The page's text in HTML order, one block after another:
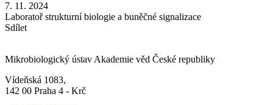
7. 11. 2024
Laboratoř strukturní biologie a buněčné signalizace
Sdílet
Mikrobiologický ústav Akademie věd České republiky
Vídeňská 1083,
142 00 Praha 4 - Krč